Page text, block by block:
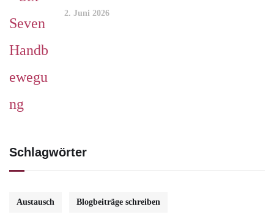
2. Juni 2026
Schlagwörter
Austausch Blogbeiträge schreiben